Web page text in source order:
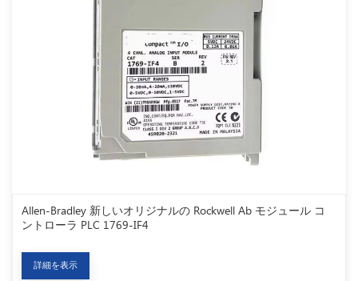
Allen-Bradley 新しいオリジナルの Rockwell Ab モジュール コ
ントローラ PLC 1769-IF4
詳細を表示